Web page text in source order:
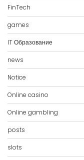
FinTech
games
IT Образование
news
Notice
Online casino
Online gambling
posts
slots